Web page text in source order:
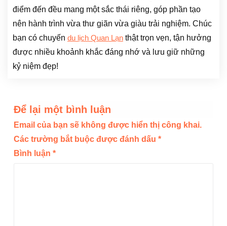
điểm đến đều mang một sắc thái riêng, góp phần tạo
nên hành trình vừa thư giãn vừa giàu trải nghiệm. Chúc
bạn có chuyến du lịch Quan Lạn thật trọn vẹn, tận hưởng
được nhiều khoảnh khắc đáng nhớ và lưu giữ những
kỷ niệm đẹp!
Để lại một bình luận
Email của bạn sẽ không được hiển thị công khai.
Các trường bắt buộc được đánh dấu *
Bình luận *